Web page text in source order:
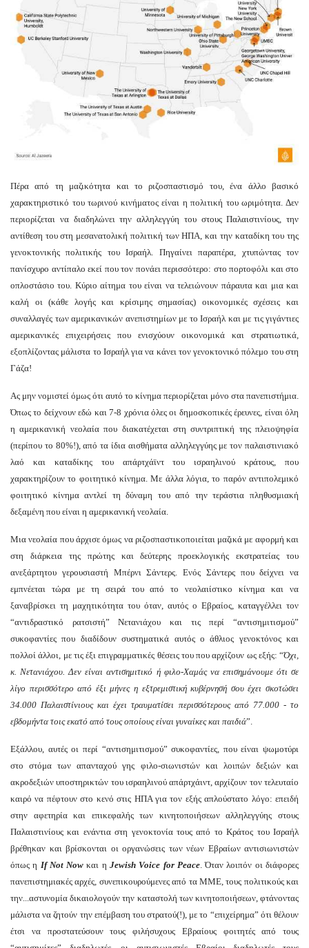
Πέρα από τη μαζικότητα και το ριζοσπαστισμό του, ένα άλλο βασικό
χαρακτηριστικό του τωρινού κινήματος είναι η πολιτική του ωριμότητα. Δεν
περιορίζεται να διαδηλώνει την αλληλεγγύη του στους Παλαιστινίους, την
αντίθεση του στη μεσανατολική πολιτική των ΗΠΑ, και την καταδίκη του της
γενοκτονικής πολιτικής του Ισραήλ. Πηγαίνει παραπέρα, χτυπώντας τον
πανίσχυρο αντίπαλο εκεί που τον πονάει περισσότερο: στο πορτοφόλι και στο
οπλοστάσιο του. Κύριο αίτημα του είναι να τελειώνουν πάραυτα και μια και
καλή οι (κάθε λογής και κρίσιμης σημασίας) οικονομικές σχέσεις και
συναλλαγές των αμερικανικών ανεπιστημίων με το Ισραήλ και με τις γιγάντιες
αμερικανικές επιχειρήσεις που ενισχύουν οικονομικά και στρατιωτικά,
εξοπλίζοντας μάλιστα το Ισραήλ για να κάνει τον γενοκτονικό πόλεμο του στη
Γάζα!
Ας μην νομιστεί όμως ότι αυτό το κίνημα περιορίζεται μόνο στα πανεπιστήμια.
Όπως το δείχνουν εδώ και 7-8 χρόνια όλες οι δημοσκοπικές έρευνες, είναι όλη
η αμερικανική νεολαία που διακατέχεται στη συντριπτική της πλειοψηφία
(περίπου το 80%!), από τα ίδια αισθήματα αλληλεγγύης με τον παλαιστινιακό
λαό και καταδίκης του απάρτχάϊντ του ισραηλινού κράτους, που
χαρακτηρίζουν το φοιτητικό κίνημα. Με άλλα λόγια, το παρόν αντιπολεμικό
φοιτητικό κίνημα αντλεί τη δύναμη του από την τεράστια πληθυσμιακή
δεξαμένη που είναι η αμερικανική νεολαία.
Μια νεολαία που άρχισε όμως να ριζοσπαστικοποιείται μαζικά με αφορμή και
στη διάρκεια της πρώτης και δεύτερης προεκλογικής εκστρατείας του
ανεξάρτητου γερουσιαστή Μπέρνι Σάντερς. Ενός Σάντερς που δείχνει να
εμπνέεται τώρα με τη σειρά του από το νεολαιίστικο κίνημα και να
ξαναβρίσκει τη μαχητικότητα του όταν, αυτός ο Εβραίος, καταγγέλλει τον
“αντιδραστικό ρατσιστή” Νετανιάχου και τις περί “αντισημιτισμού”
συκοφαντίες που διαδίδουν συστηματικά αυτός ο άθλιος γενοκτόνος και
πολλοί άλλοι, με τις έξι επιγραμματικές θέσεις του που αρχίζουν ως εξής: “Όχι,
κ. Νετανιάχου. Δεν είναι αντισημιτικό ή φιλο-Χαμάς να επισημάνουμε ότι σε
λίγο περισσότερο από έξι μήνες η εξτρεμιστική κυβέρνησή σου έχει σκοτώσει
34.000 Παλαιστίνιους και έχει τραυματίσει περισσότερους από 77.000 - το
εβδομήντα τοις εκατό από τους οποίους είναι γυναίκες και παιδιά”.
Εξάλλου, αυτές οι περί “αντισημιτισμού” συκοφαντίες, που είναι ψωμοτύρι
στο στόμα των απανταχού γης φιλο-σιωνιστών και λοιπών δεξιών και
ακροδεξιών υποστηρικτών του ισραηλινού απάρτχάιντ, αρχίζουν τον τελευταίο
καιρό να πέφτουν στο κενό στις ΗΠΑ για τον εξής απλούστατο λόγο: επειδή
στην αφετηρία και επικεφαλής των κινητοποιήσεων αλληλεγγύης στους
Παλαιστινίους και ενάντια στη γενοκτονία τους από το Κράτος του Ισραήλ
βρέθηκαν και βρίσκονται οι οργανώσεις των νέων Εβραίων αντισιωνιστών
όπως η If Not Now και ηJewish Voice for Peace. Όταν λοιπόν οι διάφορες
πανεπιστημιακές αρχές, συνεπικουρούμενες από τα ΜΜΕ, τους πολιτικούς και
την...αστυνομία δικαιολογούν την καταστολή των κινητοποιήσεων, φτάνοντας
μάλιστα να ζητούν την επέμβαση του στρατού(!), με το “επιχείρημα” ότι θέλουν
έτσι να προστατεύσουν τους φιλήσυχους Εβραίους φοιτητές από τους